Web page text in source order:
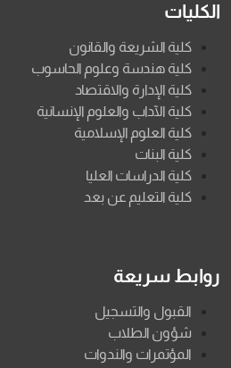
الكليات
كلية الشريعة والقانون
كلية هندسة وعلوم الحاسوب
كلية الإدارة والاقتصاد
كلية الآداب والعلوم الإنسانية
كلية العلوم الإسلامية
كلية البنات
كلية الدراسات العليا
كلية التعليم عن بعد
روابط سريعة
القبول والتسجيل
شؤون الطلاب
المؤتمرات والندوات